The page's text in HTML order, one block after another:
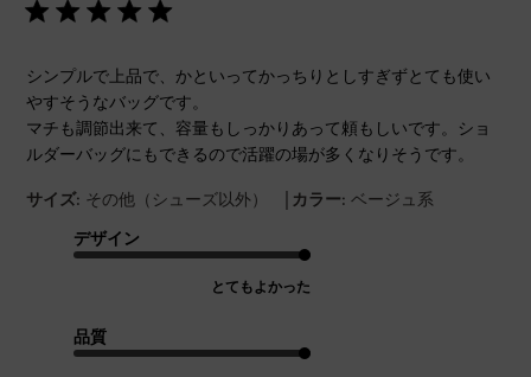
シンプルで上品で、かといってかっちりとしすぎずとても使い
やすそうなバッグです。
マチも調節出来て、容量もしっかりあって頼もしいです。ショ
ルダーバッグにもできるので活躍の場が多くなりそうです。
サイズ: その他（シューズ以外） | カラー: ベージュ系
デザイン
とてもよかった
品質